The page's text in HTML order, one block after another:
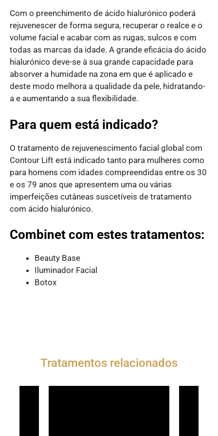
Com o preenchimento de ácido hialurónico poderá
rejuvenescer de forma segura, recuperar o realce e o
volume facial e acabar com as rugas, sulcos e com
todas as marcas da idade. A grande eficácia do ácido
hialurónico deve-se à sua grande capacidade para
absorver a humidade na zona em que é aplicado e
deste modo melhora a qualidade da pele, hidratando-
a e aumentando a sua flexibilidade.
Para quem está indicado?
O tratamento de rejuvenescimento facial global com
Contour Lift está indicado tanto para mulheres como
para homens com idades compreendidas entre os 30
e os 79 anos que apresentem uma ou várias
imperfeições cutâneas suscetíveis de tratamento
com ácido hialurónico.
Combinet com estes tratamentos:
Beauty Base
Iluminador Facial
Botox
Tratamentos relacionados